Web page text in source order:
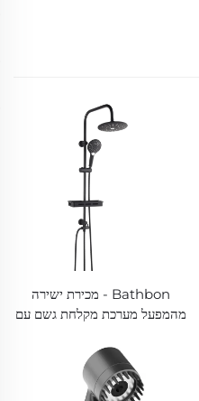
Bathbon - מכירת ישירה
מהמפעל מערכת מקלחת גשם עם
התאמה, מוט החלקה ניתן
להתאמה, מחירWholeale זול